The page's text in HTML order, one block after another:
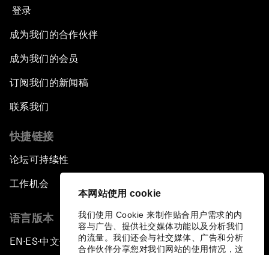
本网站使用 cookie
我们使用 Cookie 来制作贴合用户需求的内
容与广告、提供社交媒体功能以及分析我们
的流量。我们还会与社交媒体、广告和分析
合作伙伴分享您对我们网站的使用情况，这
登录
成为我们的合作伙伴
成为我们的会员
订阅我们的新闻稿
联系我们
快捷链接
论坛可持续性
工作机会
语言版本
EN ▪ ES▪中文▪ 日本語